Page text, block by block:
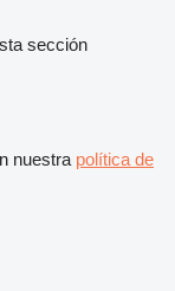
sección
nuestra política de